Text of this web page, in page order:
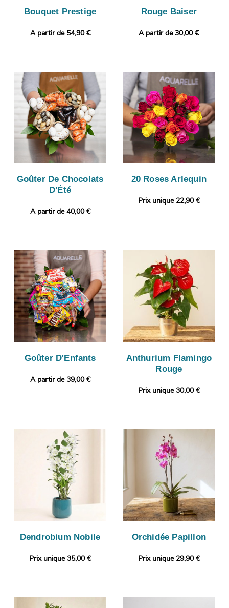
Bouquet Prestige
A partir de 54,90 €
Rouge Baiser
A partir de 30,00 €
Goûter De Chocolats
D'Été
A partir de 40,00 €
20 Roses Arlequin
Prix unique 22,90 €
Goûter D'Enfants
A partir de 39,00 €
Anthurium Flamingo
Rouge
Prix unique 30,00 €
Dendrobium Nobile
Prix unique 35,00 €
Orchidée Papillon
Prix unique 29,90 €